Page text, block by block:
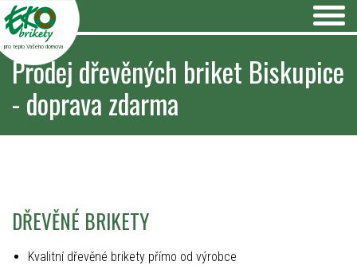
pro teplo Vašeho domova
Prodej dřevěných briket Biskupice
- doprava zdarma
DŘEVĚNÉ BRIKETY
Kvalitní dřevěné brikety přímo od výrobce